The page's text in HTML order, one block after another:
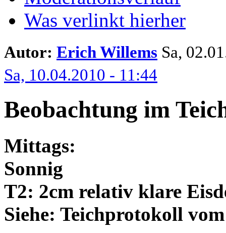
Was verlinkt hierher
Autor: Erich Willems Sa,
Sa, 10.04.2010 - 11:44
Beobachtung im
Mittags:
Sonnig
T2: 2cm relativ klare
Siehe: Teichprotokoll